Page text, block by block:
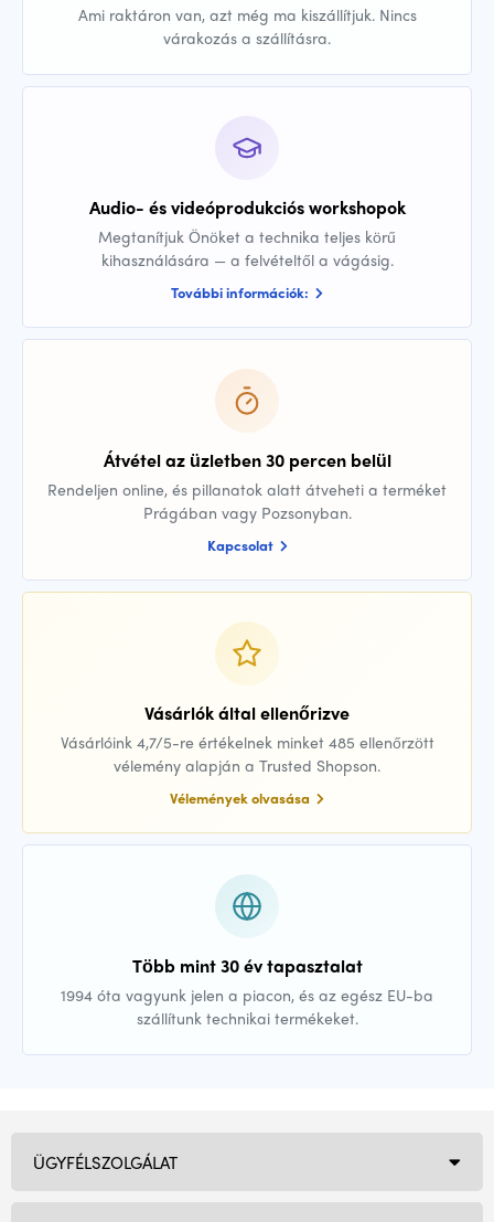
Ami raktáron van, azt még ma kiszállítjuk. Nincs
várakozás a szállításra.
Audio- és videóprodukciós workshopok
Megtanítjuk Önöket a technika teljes körű
kihasználására — a felvételtől a vágásig.
További információk:
Átvétel az üzletben 30 percen belül
Rendeljen online, és pillanatok alatt átveheti a terméket
Prágában vagy Pozsonyban.
Kapcsolat
Vásárlók által ellenőrizve
Vásárlóink 4,7/5-re értékelnek minket 485 ellenőrzött
vélemény alapján a Trusted Shopson.
Vélemények olvasása
Több mint 30 év tapasztalat
1994 óta vagyunk jelen a piacon, és az egész EU-ba
szállítunk technikai termékeket.
ÜGYFÉLSZOLGÁLAT